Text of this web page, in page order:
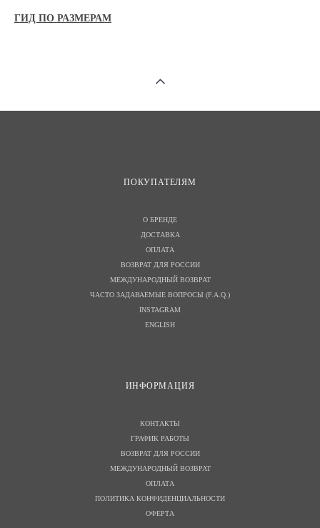
ГИД ПО РАЗМЕРАМ
ПОКУПАТЕЛЯМ
О БРЕНДЕ
ДОСТАВКА
ОПЛАТА
ВОЗВРАТ ДЛЯ РОССИИ
МЕЖДУНАРОДНЫЙ ВОЗВРАТ
ЧАСТО ЗАДАВАЕМЫЕ ВОПРОСЫ (F.A.Q.)
INSTAGRAM
ENGLISH
ИНФОРМАЦИЯ
КОНТАКТЫ
ГРАФИК РАБОТЫ
ВОЗВРАТ ДЛЯ РОССИИ
МЕЖДУНАРОДНЫЙ ВОЗВРАТ
ОПЛАТА
ПОЛИТИКА КОНФИДЕНЦИАЛЬНОСТИ
ОФЕРТА